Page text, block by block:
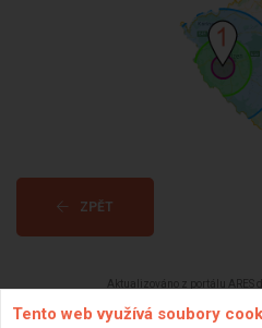
ZPĚT
Aktualizováno z portálu ARES
Tento web využívá soubory